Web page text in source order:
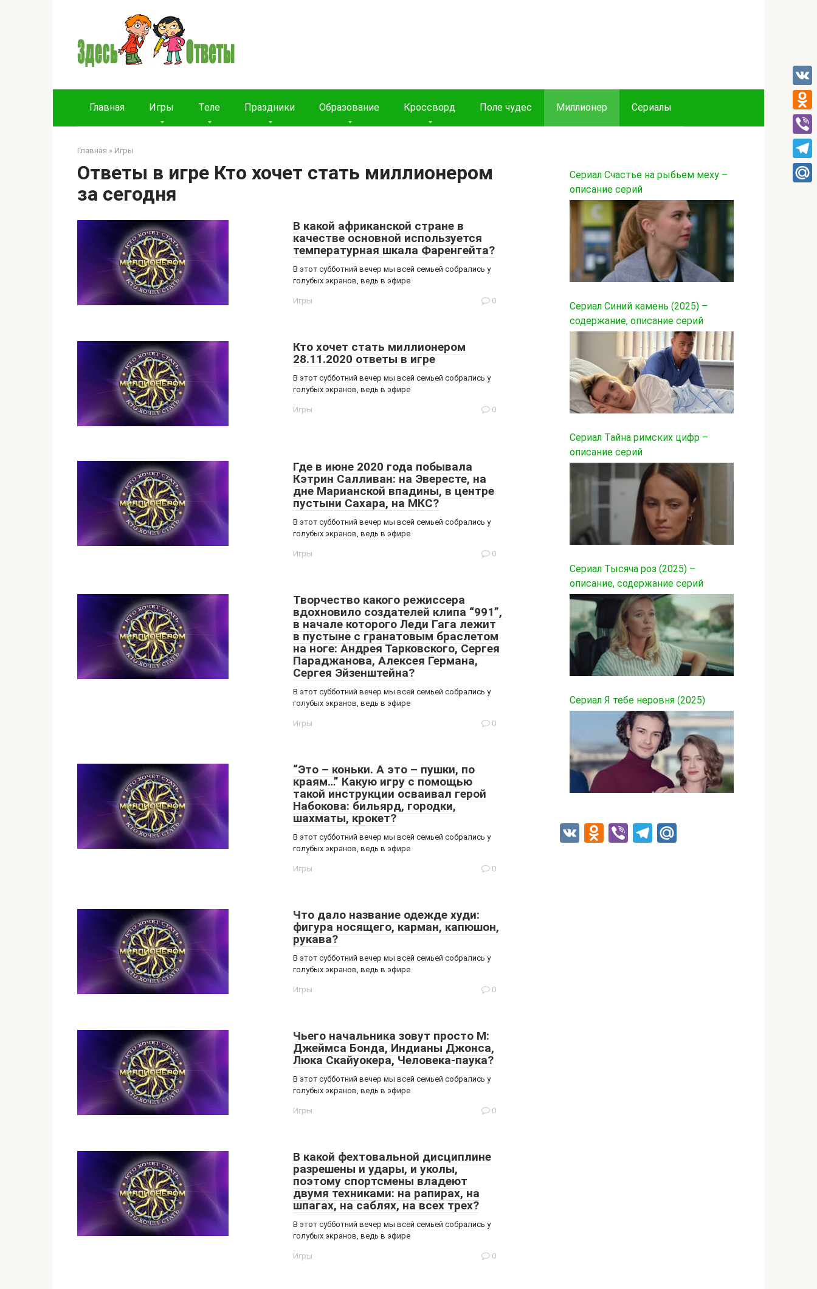
Главная Игры Теле Праздники Образование Кроссворд Поле чудес Миллионер Сериалы
Главная » Игры
Ответы в игре Кто хочет стать миллионером
за сегодня
В какой африканской стране в
качестве основной используется
температурная шкала Фаренгейта?
В этот субботний вечер мы всей семьей собрались у
голубых экранов, ведь в эфире
Игры 0
Кто хочет стать миллионером
28.11.2020 ответы в игре
В этот субботний вечер мы всей семьей собрались у
голубых экранов, ведь в эфире
Игры 0
Где в июне 2020 года побывала
Кэтрин Салливан: на Эвересте, на
дне Марианской впадины, в центре
пустыни Сахара, на МКС?
В этот субботний вечер мы всей семьей собрались у
голубых экранов, ведь в эфире
Игры 0
Творчество какого режиссера
вдохновило создателей клипа “991”,
в начале которого Леди Гага лежит
в пустыне с гранатовым браслетом
на ноге: Андрея Тарковского, Сергея
Параджанова, Алексея Германа,
Сергея Эйзенштейна?
В этот субботний вечер мы всей семьей собрались у
голубых экранов, ведь в эфире
Игры 0
“Это – коньки. А это – пушки, по
краям…” Какую игру с помощью
такой инструкции осваивал герой
Набокова: бильярд, городки,
шахматы, крокет?
В этот субботний вечер мы всей семьей собрались у
голубых экранов, ведь в эфире
Игры 0
Что дало название одежде худи:
фигура носящего, карман, капюшон,
рукава?
В этот субботний вечер мы всей семьей собрались у
голубых экранов, ведь в эфире
Игры 0
Чьего начальника зовут просто М:
Джеймса Бонда, Индианы Джонса,
Люка Скайуокера, Человека-паука?
В этот субботний вечер мы всей семьей собрались у
голубых экранов, ведь в эфире
Игры 0
В какой фехтовальной дисциплине
разрешены и удары, и уколы,
поэтому спортсмены владеют
двумя техниками: на рапирах, на
шпагах, на саблях, на всех трех?
В этот субботний вечер мы всей семьей собрались у
голубых экранов, ведь в эфире
Игры 0
Сериал Счастье на рыбьем меху –
описание серий
Сериал Синий камень (2025) –
содержание, описание серий
Сериал Тайна римских цифр –
описание серий
Сериал Тысяча роз (2025) –
описание, содержание серий
Сериал Я тебе неровня (2025)
VK Odnoklassniki
ViberTelegram
VK
Viber